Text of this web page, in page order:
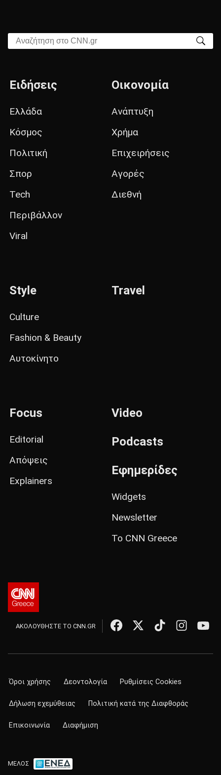
Αναζήτηση στο CNN.gr
Ειδήσεις
Ελλάδα
Κόσμος
Πολιτική
Σπορ
Tech
Περιβάλλον
Viral
Οικονομία
Ανάπτυξη
Χρήμα
Επιχειρήσεις
Αγορές
Διεθνή
Style
Culture
Fashion & Beauty
Αυτοκίνητο
Travel
Focus
Editorial
Απόψεις
Explainers
Video
Podcasts
Εφημερίδες
Widgets
Newsletter
Το CNN Greece
ΑΚΟΛΟΥΘΗΣΤΕ ΤΟ CNN.GR
Όροι χρήσης Δεοντολογία Ρυθμίσεις Cookies
Δήλωση εχεμύθειας Πολιτική κατά της Διαφθοράς
Επικοινωνία Διαφήμιση
ΜΕΛΟΣ